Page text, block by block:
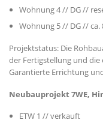
Wohnung 4 // DG //
Wohnung 5 // DG // ca.
Projektstatus: Die
der Fertigstellung und
Garantierte Errichtung
Neubauprojekt 7WE,
ETW 1 // verkauft